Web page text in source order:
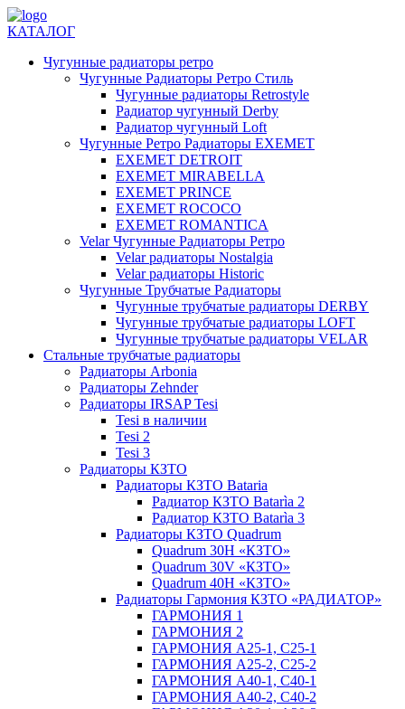
КАТАЛОГ
Чугунные радиаторы ретро
Чугунные Радиаторы Ретро Стиль
Чугунные радиаторы Retrostyle
Радиатор чугунный Derby
Радиатор чугунный Loft
Чугунные Ретро Радиаторы EXEMET
EXEMET DETROIT
EXEMET MIRABELLA
EXEMET PRINCE
EXEMET ROCOCO
EXEMET ROMANTICA
Velar Чугунные Радиаторы Ретро
Velar радиаторы Nostalgia
Velar радиаторы Historic
Чугунные Трубчатые Радиаторы
Чугунные трубчатые радиаторы DERBY
Чугунные трубчатые радиаторы LOFT
Чугунные трубчатые радиаторы VELAR
Стальные трубчатые радиаторы
Радиаторы Arbonia
Радиаторы Zehnder
Радиаторы IRSAP Tesi
Tesi в наличии
Tesi 2
Tesi 3
Радиаторы КЗТО
Радиаторы КЗТО Bataria
Радиатор КЗТО Batarìa 2
Радиатор КЗТО Batarìa 3
Радиаторы КЗТО Quadrum
Quadrum 30H «КЗТО»
Quadrum 30V «КЗТО»
Quadrum 40H «КЗТО»
Радиаторы Гармония КЗТО «РАДИАТОР»
ГАРМОНИЯ 1
ГАРМОНИЯ 2
ГАРМОНИЯ А25-1, С25-1
ГАРМОНИЯ А25-2, С25-2
ГАРМОНИЯ А40-1, С40-1
ГАРМОНИЯ А40-2, С40-2